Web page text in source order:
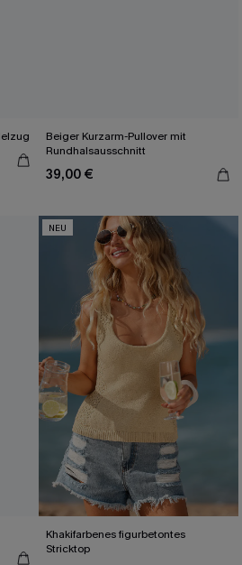
Beiger Kurzarm-Pullover mit
Rundhalsausschnitt
39,00 €
NEU
Khakifarbenes figurbetontes
Stricktop